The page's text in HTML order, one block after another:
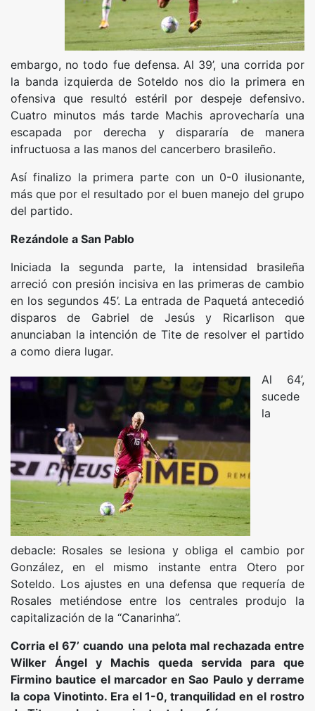
embargo, no todo fue defensa. Al 39’, una corrida por
la banda izquierda de Soteldo nos dio la primera en
ofensiva que resultó estéril por despeje defensivo.
Cuatro minutos más tarde Machis aprovecharía una
escapada por derecha y dispararía de manera
infructuosa a las manos del cancerbero brasileño.
Así finalizo la primera parte con un 0-0 ilusionante,
más que por el resultado por el buen manejo del grupo
del partido.
Rezándole a San Pablo
Iniciada la segunda parte, la intensidad brasileña
arreció con presión incisiva en las primeras de cambio
en los segundos 45’. La entrada de Paquetá antecedió
disparos de Gabriel de Jesús y Ricarlison que
anunciaban la intención de Tite de resolver el partido
a como diera lugar.
Al 64’,
sucede
la
debacle: Rosales se lesiona y obliga el cambio por
González, en el mismo instante entra Otero por
Soteldo. Los ajustes en una defensa que requería de
Rosales metiéndose entre los centrales produjo la
capitalización de la “Canarinha”.
Corria el 67’ cuando una pelota mal rechazada entre
Wilker Ángel y Machis queda servida para que
Firmino bautice el marcador en Sao Paulo y derrame
la copa Vinotinto. Era el 1-0, tranquilidad en el rostro